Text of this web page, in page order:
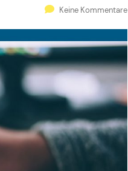
Keine Kommentare